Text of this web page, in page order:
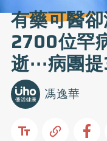
有藥可醫
2700位罕
逝⋯病團
馮逸華